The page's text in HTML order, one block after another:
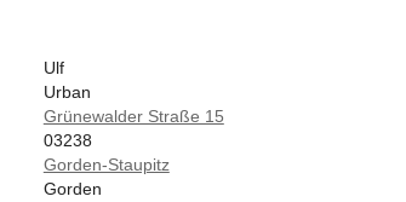
Ulf
Urban
Grünewalder Straße 15
03238
Gorden-Staupitz
Gorden